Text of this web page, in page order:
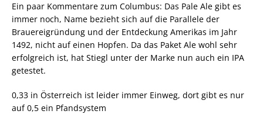
Ein paar Kommentare zum Columbus: Das Pale Ale gibt es
immer noch, Name bezieht sich auf die Parallele der
Brauereigründung und der Entdeckung Amerikas im Jahr
1492, nicht auf einen Hopfen. Da das Paket Ale wohl sehr
erfolgreich ist, hat Stiegl unter der Marke nun auch ein IPA
getestet.
0,33 in Österreich ist leider immer Einweg, dort gibt es nur
auf 0,5 ein Pfandsystem